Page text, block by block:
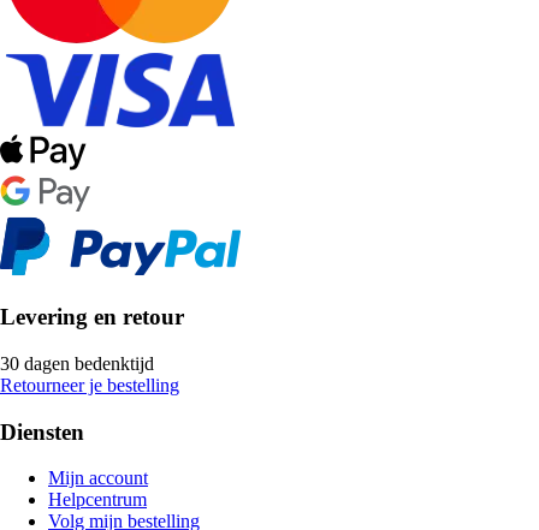
Levering en retour
30 dagen bedenktijd
Retourneer je bestelling
Diensten
Mijn account
Helpcentrum
Volg mijn bestelling